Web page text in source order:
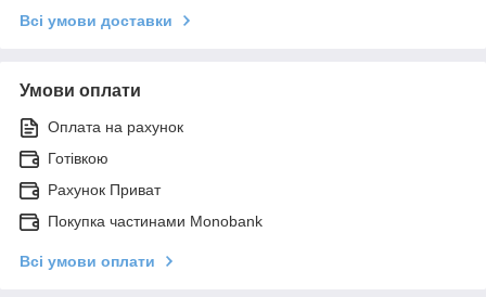
Всі умови доставки
Умови оплати
Оплата на рахунок
Готівкою
Рахунок Приват
Покупка частинами Monobank
Всі умови оплати